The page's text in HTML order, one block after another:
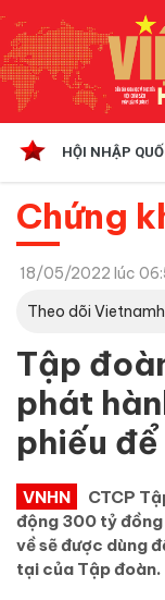
HỘI NHẬP
Chứng
18/05/2022 lúc
Theo dõi
Tập
phát
phiếu
VNHN
CTCP
động 300 tỷ đồng
về sẽ được dùng
tại của Tập đoàn.